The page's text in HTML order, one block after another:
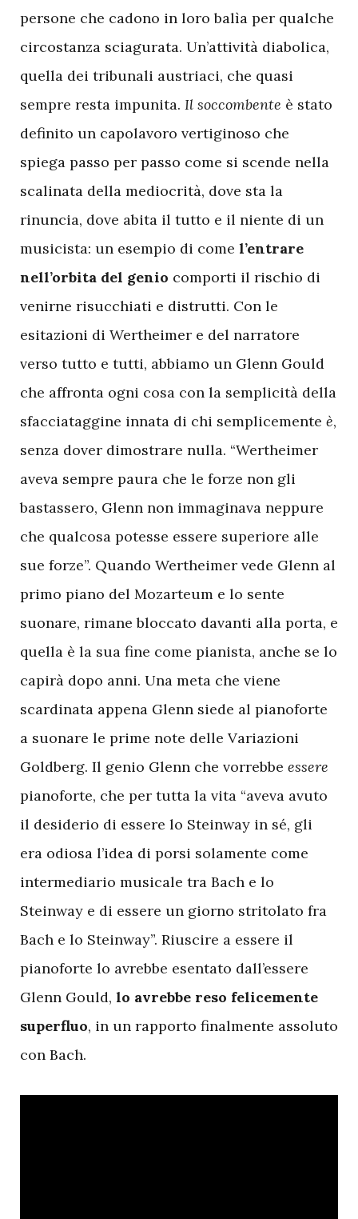
persone che cadono in loro balìa per qualche
circostanza sciagurata. Un’attività diabolica,
quella dei tribunali austriaci, che quasi
sempre resta impunita. Il soccombente è stato
definito un capolavoro vertiginoso che
spiega passo per passo come si scende nella
scalinata della mediocrità, dove sta la
rinuncia, dove abita il tutto e il niente di un
musicista: un esempio di come l’entrare
nell’orbita del genio comporti il rischio di
venirne risucchiati e distrutti. Con le
esitazioni di Wertheimer e del narratore
verso tutto e tutti, abbiamo un Glenn Gould
che affronta ogni cosa con la semplicità della
sfacciataggine innata di chi semplicemente è,
senza dover dimostrare nulla. “Wertheimer
aveva sempre paura che le forze non gli
bastassero, Glenn non immaginava neppure
che qualcosa potesse essere superiore alle
sue forze”. Quando Wertheimer vede Glenn al
primo piano del Mozarteum e lo sente
suonare, rimane bloccato davanti alla porta, e
quella è la sua fine come pianista, anche se lo
capirà dopo anni. Una meta che viene
scardinata appena Glenn siede al pianoforte
a suonare le prime note delle Variazioni
Goldberg. Il genio Glenn che vorrebbe essere
pianoforte, che per tutta la vita “aveva avuto
il desiderio di essere lo Steinway in sé, gli
era odiosa l’idea di porsi solamente come
intermediario musicale tra Bach e lo
Steinway e di essere un giorno stritolato fra
Bach e lo Steinway”. Riuscire a essere il
pianoforte lo avrebbe esentato dall’essere
Glenn Gould, lo avrebbe reso felicemente
superfluo, in un rapporto finalmente assoluto
con Bach.